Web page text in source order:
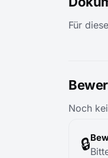
Für
Noch
🔒